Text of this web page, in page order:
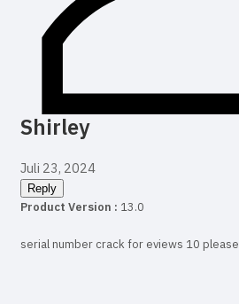
Shirley
Juli 23, 2024
Reply
Product Version : 13.0
serial number crack for eviews 10 please